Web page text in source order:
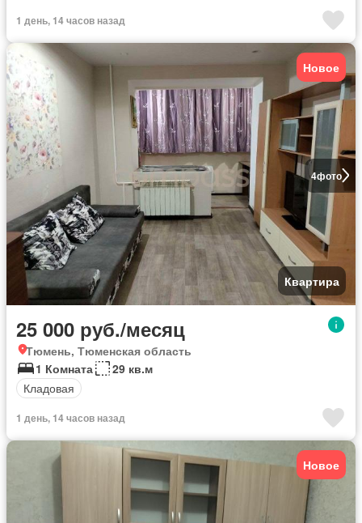
1 день, 14 часов назад
4фото
Новое
Квартира
25 000 руб./месяц
Тюмень, Тюменская область
1 Комната
29 кв.м
Кладовая
1 день, 14 часов назад
Новое